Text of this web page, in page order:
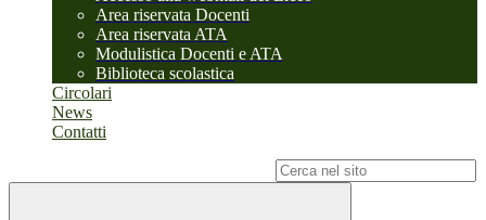
Area riservata Docenti
Area riservata ATA
Modulistica Docenti e ATA
Biblioteca scolastica
Circolari
News
Contatti